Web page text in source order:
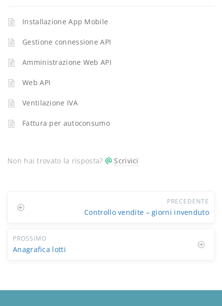
Installazione App Mobile
Gestione connessione API
Amministrazione Web API
Web API
Ventilazione IVA
Fattura per autoconsumo
Non hai trovato la risposta? Scrivici
PRECEDENTE
Controllo vendite – giorni invenduto
PROSSIMO
Anagrafica lotti